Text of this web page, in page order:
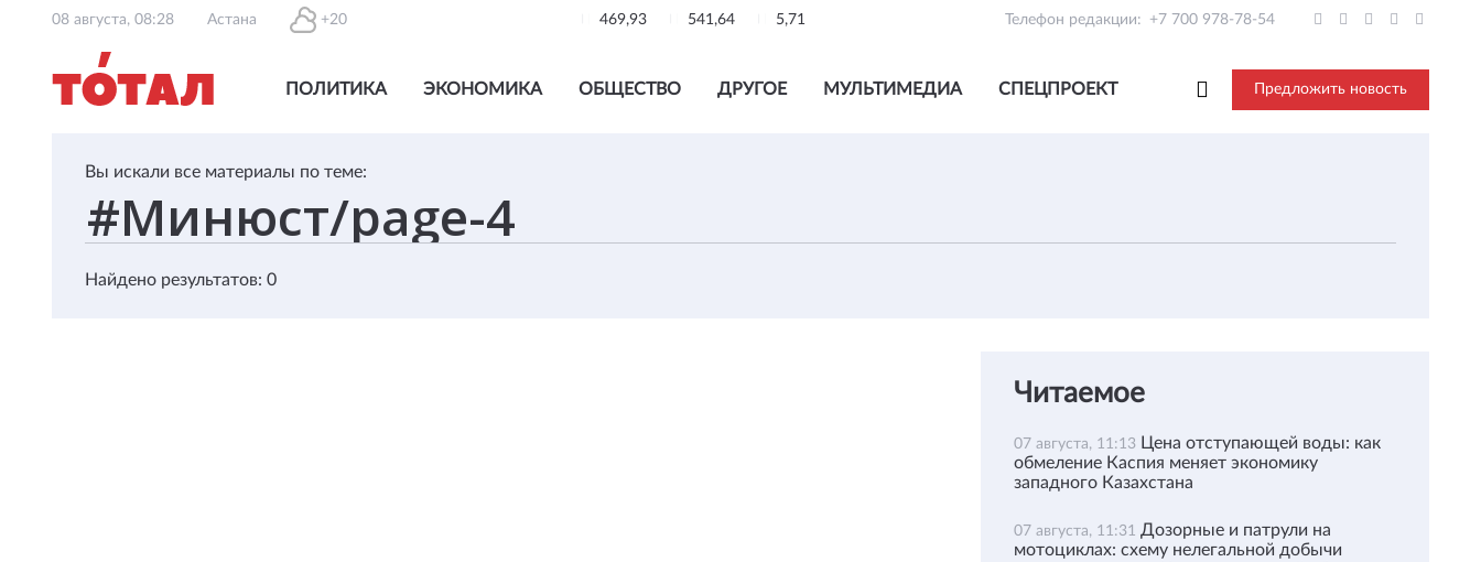
08 августа, 08:28 Астана +20 469,93 541,64 5,71 Телефон редакции: +7 700 978-78-54
ПОЛИТИКА ЭКОНОМИКА ОБЩЕСТВО ДРУГОЕ МУЛЬТИМЕДИА СПЕЦПРОЕКТ Предложить новость
Вы искали все материалы по теме:
Найдено результатов: 0
Читаемое
07 августа, 11:13 Цена отступающей воды: как
обмеление Каспия меняет экономику
западного Казахстана
07 августа, 11:31 Дозорные и патрули на
мотоциклах: схему нелегальной добычи